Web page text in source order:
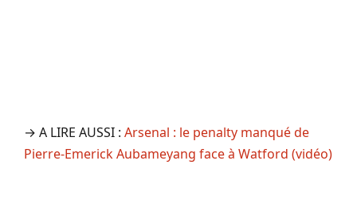
→ A LIRE AUSSI : Arsenal : le penalty manqué de
Pierre-Emerick Aubameyang face à Watford (vidéo)